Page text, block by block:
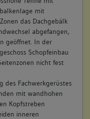
mit
das Dachgebälk
abgefangen,
geöffnet. In der
Schopfeinbau
nicht fest
des Fachwerkgerüstes
mit wandhohen
Kopfstreben
inneren